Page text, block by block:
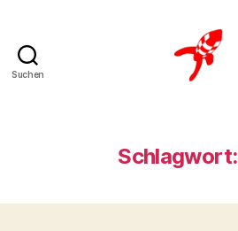
Suchen
Schlagwort: